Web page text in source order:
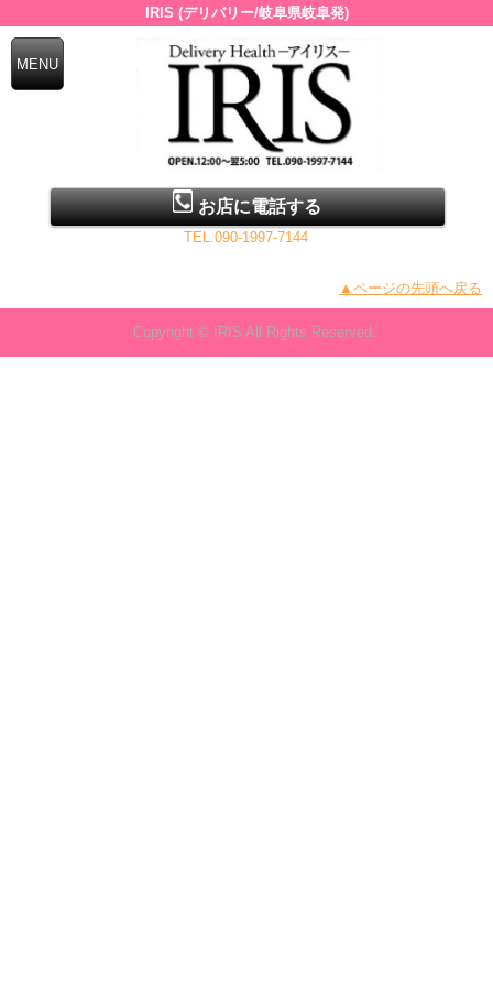
IRIS (デリバリー/岐阜県岐阜発)
お店に電話する
TEL.090-1997-7144
▲ページの先頭へ戻る
Copyright © IRIS All Rights Reserved.